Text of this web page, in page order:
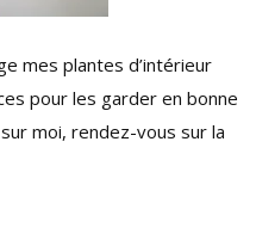
mes plantes d’intérieur
pour les garder en bonne
moi, rendez-vous sur la